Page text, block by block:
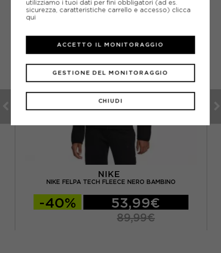
NIKE
NIKE FELPA TECH FLEECE NERO BAMBINO
-40% 53,99€
89,99€
utilizziamo i tuoi dati per fini obbligatori (ad es.
sicurezza, caratteristiche carrello e accesso) clicca
qui
CHIUDI
GESTIONE DEL MONITORAGGIO
ACCETTO IL MONITORAGGIO